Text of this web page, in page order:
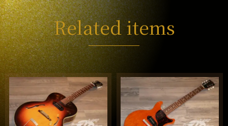
Related items